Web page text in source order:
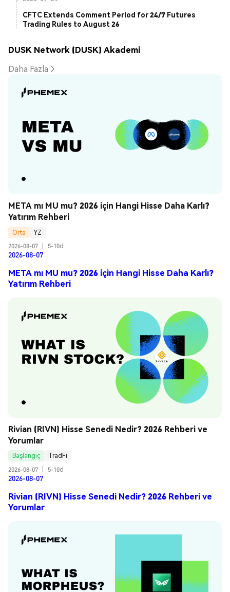
CFTC Extends Comment Period for 24/7 Futures
Trading Rules to August 26
DUSK Network (DUSK) Akademi
Daha Fazla
META mı MU mu? 2026 için Hangi Hisse Daha Karlı?
Yatırım Rehberi
Orta
YZ
2026-08-07
5-10d
2026-08-07
META mı MU mu? 2026 için Hangi Hisse Daha Karlı?
Yatırım Rehberi
Rivian (RIVN) Hisse Senedi Nedir? 2026 Rehberi ve
Yorumlar
Başlangıç
TradFi
2026-08-07
5-10d
2026-08-07
Rivian (RIVN) Hisse Senedi Nedir? 2026 Rehberi ve
Yorumlar